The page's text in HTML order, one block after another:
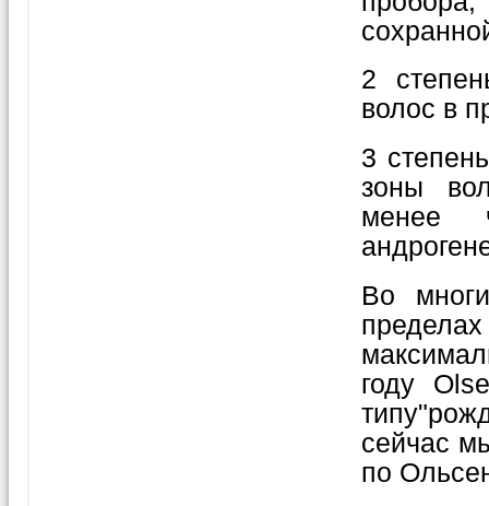
2
волос в
3
зоны
менее
Во
году
сейчас
по